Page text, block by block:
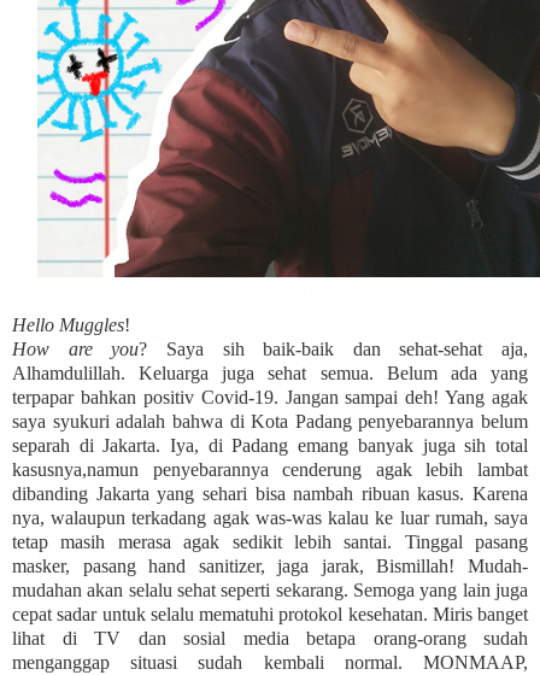
Hello Muggles!
How are you? Saya sih baik-baik dan sehat-sehat aja,
Alhamdulillah. Keluarga juga sehat semua. Belum ada yang
terpapar bahkan positiv Covid-19. Jangan sampai deh! Yang agak
saya syukuri adalah bahwa di Kota Padang penyebarannya belum
separah di Jakarta. Iya, di Padang emang banyak juga sih total
kasusnya,namun penyebarannya cenderung agak lebih lambat
dibanding Jakarta yang sehari bisa nambah ribuan kasus. Karena
nya, walaupun terkadang agak was-was kalau ke luar rumah, saya
tetap masih merasa agak sedikit lebih santai. Tinggal pasang
masker, pasang hand sanitizer, jaga jarak, Bismillah! Mudah-
mudahan akan selalu sehat seperti sekarang. Semoga yang lain juga
cepat sadar untuk selalu mematuhi protokol kesehatan. Miris banget
lihat di TV dan sosial media betapa orang-orang sudah
menganggap situasi sudah kembali normal. MONMAAP,